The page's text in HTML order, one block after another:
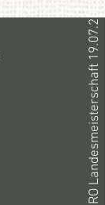
RO Landesmeisterschaft 19.07.2025